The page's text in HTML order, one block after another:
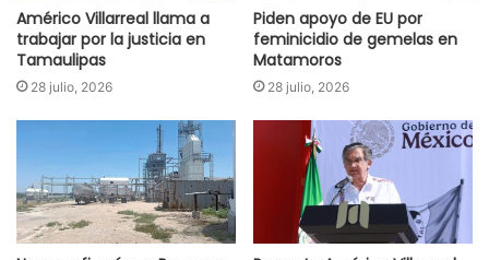
Américo Villarreal llama a
trabajar por la justicia en
Tamaulipas
28 julio, 2026
Piden apoyo de EU por
feminicidio de gemelas en
Matamoros
28 julio, 2026